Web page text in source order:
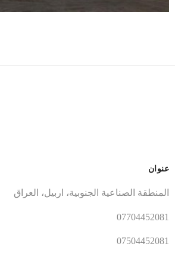
عنوان
المنطقة الصناعية الجنوبية، اربيل، العراق
07704452081
07504452081